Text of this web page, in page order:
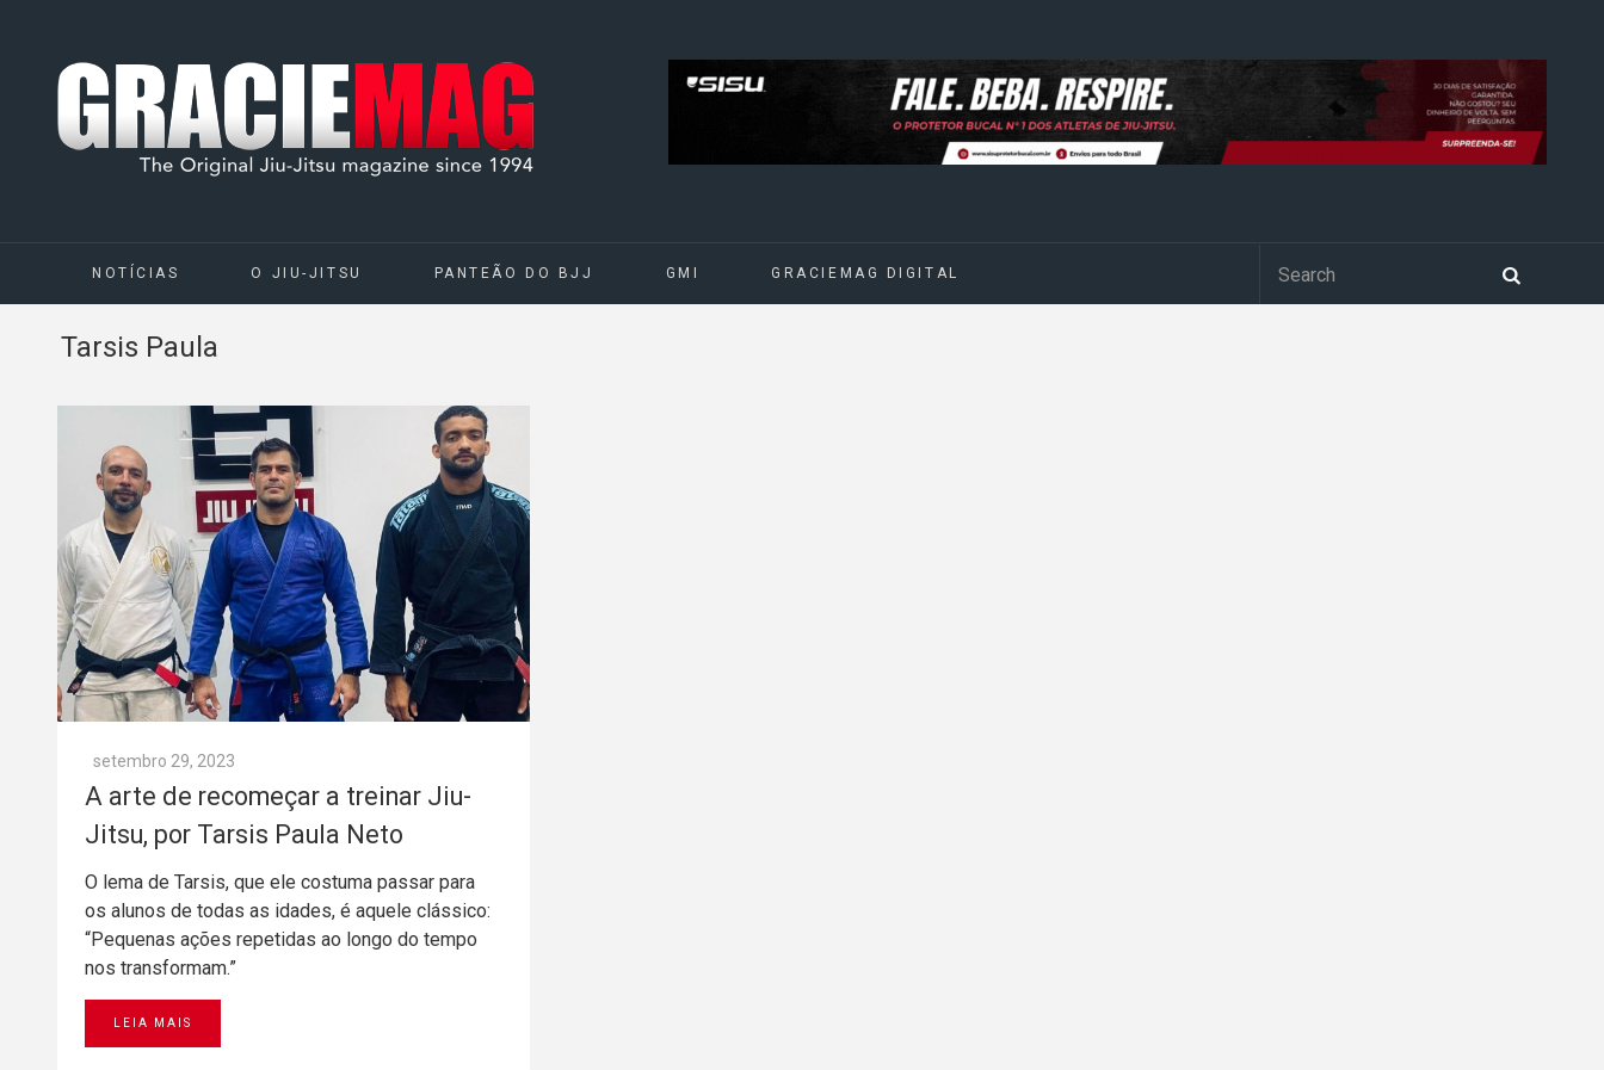
NOTÍCIAS O JIU-JITSU PANTEÃO DO BJJ GMI GRACIEMAG DIGITAL
Tarsis Paula
setembro 29, 2023
A arte de recomeçar a treinar Jiu-
Jitsu, por Tarsis Paula Neto
O lema de Tarsis, que ele costuma passar para
os alunos de todas as idades, é aquele clássico:
“Pequenas ações repetidas ao longo do tempo
nos transformam.”
LEIA MAIS